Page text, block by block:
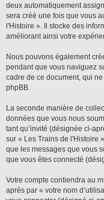
deux automatiquement
sera créé une fois que vous
l'Histoire ». Il stocke des
améliorant ainsi votre
Nous pouvons également
pendant que vous naviguez
cadre de ce document, qui
phpBB.
La seconde manière de
données que vous nous
tant qu’invité (désignée ci-
sur « Les Trains de l'Histoire
que les messages que vous
que vous êtes connecté
Votre compte contiendra au
après par « votre nom